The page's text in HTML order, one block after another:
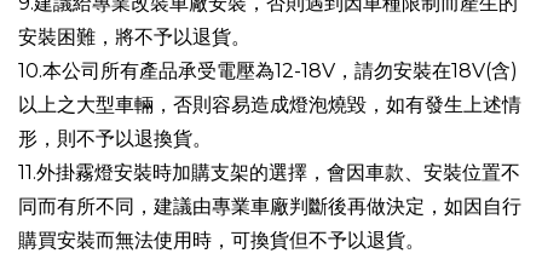
安裝困難，將不予以退貨。
10.本公司所有產品承受電壓為12-18V，請勿安裝在18V(含)
以上之大型車輛，否則容易造成燈泡燒毀，如有發生上述情
形，則不予以退換貨。
11.外掛霧燈安裝時加購支架的選擇，會因車款、安裝位置不
同而有所不同，建議由專業車廠判斷後再做決定，如因自行
購買安裝而無法使用時，可換貨但不予以退貨。